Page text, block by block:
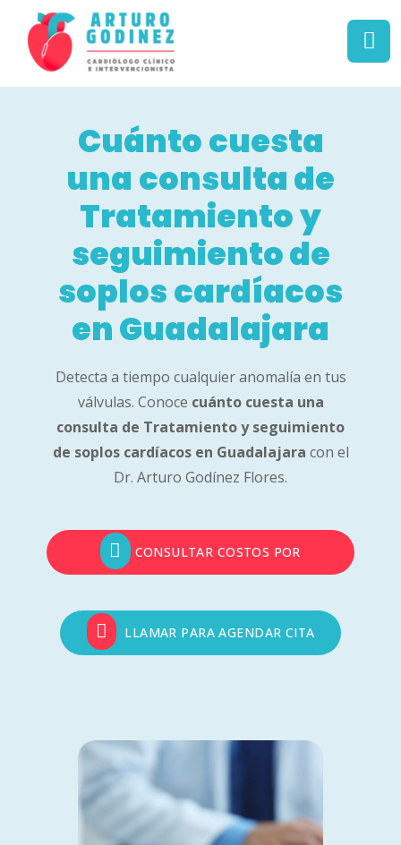
Cuántocuesta
una consulta de
Tratamientoy
seguimiento de
soploscardíacos
en Guadalajara
Detecta a tiempo cualquier anomalía en tus
válvulas. Conoce cuánto cuesta una
consulta de Tratamientoy seguimiento
de soplos cardíacos en Guadalajara con el
Dr. Arturo Godínez Flores.
CONSULTAR COSTOS POR
LLAMAR PARA AGENDAR CITA